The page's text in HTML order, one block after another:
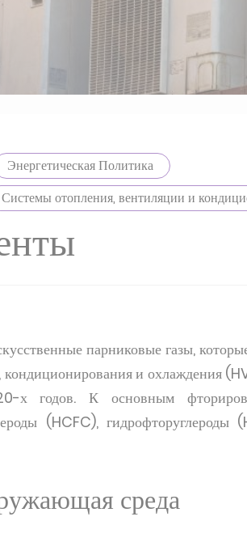
Энергетическая Политика
Системы отопления, вентиляции и
парниковые газы,
кондиционирования и охлаждения
х годов. К основным
(HCFC), гидрофторуглероды
среда